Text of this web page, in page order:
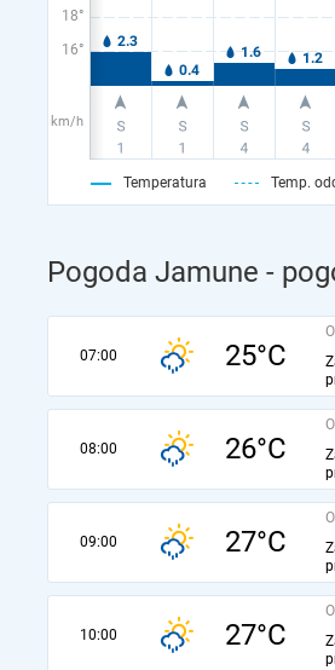
18°
16°
km/h
Temperatura Temp.
Pogoda Jamune -
07:00 25°C
08:00 26°C
09:00 27°C
10:00 27°C